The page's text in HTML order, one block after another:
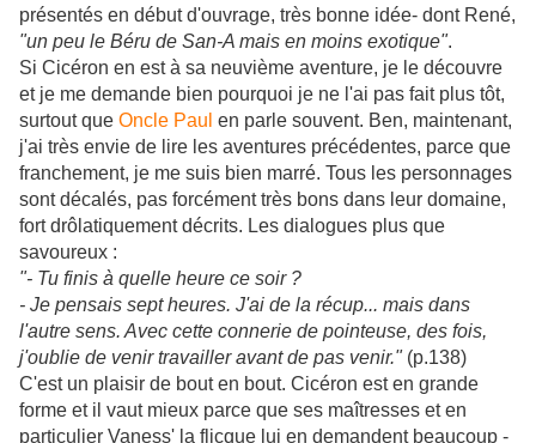
présentés en début d'ouvrage, très bonne idée- dont René,
"un peu le Béru de San-A mais en moins exotique".
Si Cicéron en est à sa neuvième aventure, je le découvre
et je me demande bien pourquoi je ne l'ai pas fait plus tôt,
surtout que Oncle Paul en parle souvent. Ben, maintenant,
j'ai très envie de lire les aventures précédentes, parce que
franchement, je me suis bien marré. Tous les personnages
sont décalés, pas forcément très bons dans leur domaine,
fort drôlatiquement décrits. Les dialogues plus que
savoureux :
"- Tu finis à quelle heure ce soir ?
- Je pensais sept heures. J'ai de la récup... mais dans
l'autre sens. Avec cette connerie de pointeuse, des fois,
j'oublie de venir travailler avant de pas venir."(p.138)
C'est un plaisir de bout en bout. Cicéron est en grande
forme et il vaut mieux parce que ses maîtresses et en
particulier Vaness' la flicque lui en demandent beaucoup -